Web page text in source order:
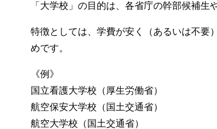
「大学校」の目的は、各省庁の幹部候補生
特徴としては、学費が安く（あるいは不要
めです。
《例》
国立看護大学校（厚生労働省）
航空保安大学校（国土交通省）
航空大学校（国土交通省）